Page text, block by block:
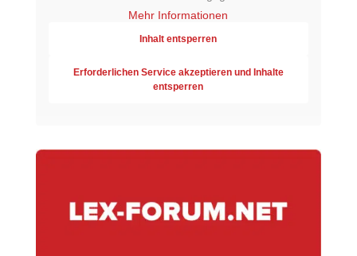
Mehr Informationen
Inhalt entsperren
Erforderlichen Service akzeptieren und Inhalte
entsperren